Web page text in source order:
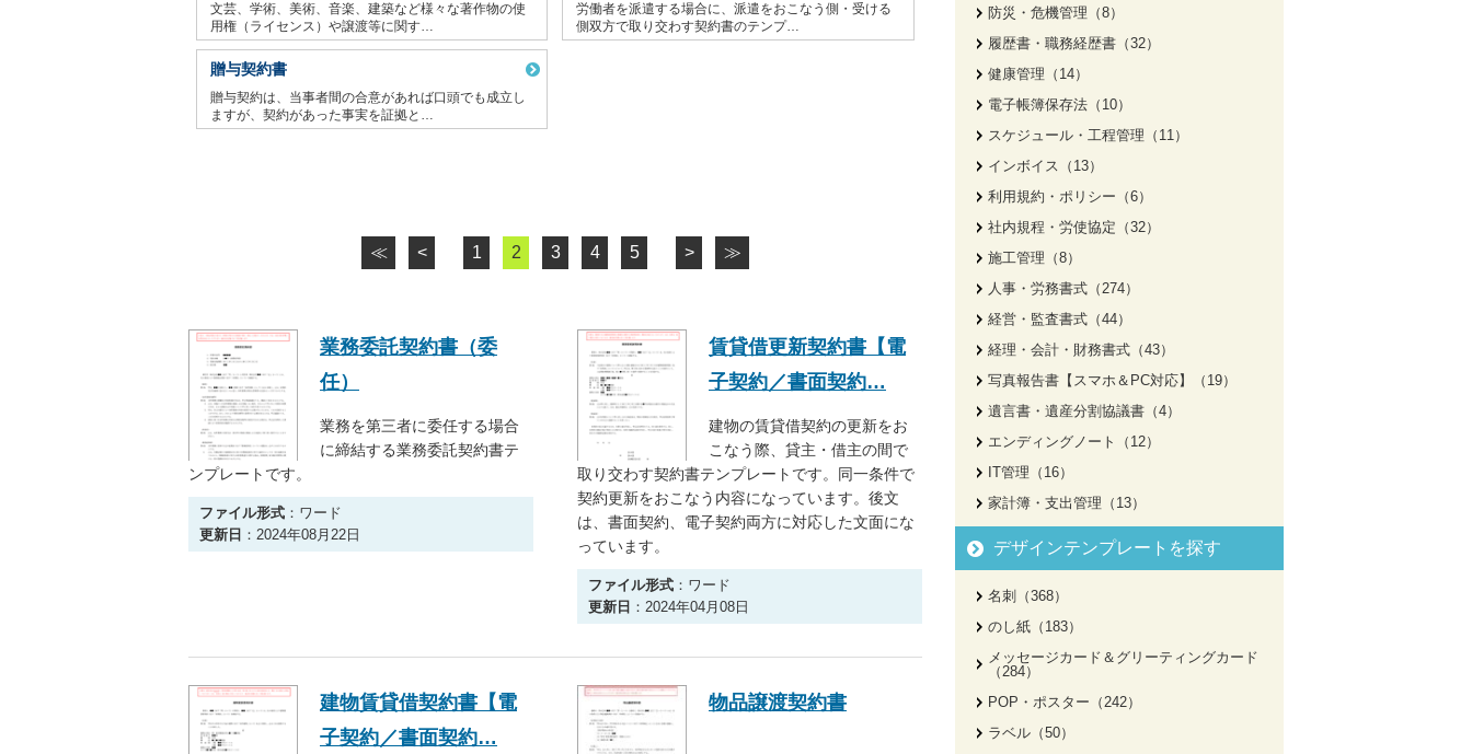
文芸、学術、美術、音楽、建築など様々な著作物の使
用権（ライセンス）や譲渡等に関す…
労働者を派遣する場合に、派遣をおこなう側・受ける
側双方で取り交わす契約書のテンプ…
贈与契約書
贈与契約は、当事者間の合意があれば口頭でも成立し
ますが、契約があった事実を証拠と…
≪ < 1 2 3 4 5 > ≫
業務委託契約書（委
任）
業務を第三者に委任する場合
に締結する業務委託契約書テ
ンプレートです。
ファイル形式 ：ワード
更新日 ：2024年08月22日
賃貸借更新契約書【電
子契約／書面契約…
建物の賃貸借契約の更新をお
こなう際、貸主・借主の間で
取り交わす契約書テンプレートです。同一条件で
契約更新をおこなう内容になっています。後文
は、書面契約、電子契約両方に対応した文面にな
っています。
ファイル形式 ：ワード
更新日 ：2024年04月08日
建物賃貸借契約書【電
子契約／書面契約…
物品譲渡契約書
防災・危機管理（8）
履歴書・職務経歴書（32）
健康管理（14）
電子帳簿保存法（10）
スケジュール・工程管理（11）
インボイス（13）
利用規約・ポリシー（6）
社内規程・労使協定（32）
施工管理（8）
人事・労務書式（274）
経営・監査書式（44）
経理・会計・財務書式（43）
写真報告書【スマホ＆PC対応】（19）
遺言書・遺産分割協議書（4）
エンディングノート（12）
IT管理（16）
家計簿・支出管理（13）
デザインテンプレートを探す
名刺（368）
のし紙（183）
メッセージカード＆グリーティングカード
（284）
POP・ポスター（242）
ラベル（50）